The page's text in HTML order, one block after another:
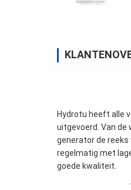
Hydrotu heeft alle
uitgevoerd. Van de
generator de reeks
regelmatig met
goede kwaliteit.